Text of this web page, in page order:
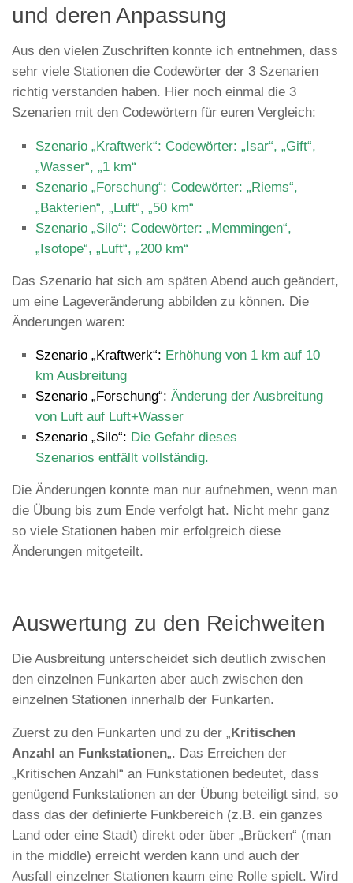
und deren Anpassung
Aus den vielen Zuschriften konnte ich entnehmen, dass
sehr viele Stationen die Codewörter der 3 Szenarien
richtig verstanden haben. Hier noch einmal die 3
Szenarien mit den Codewörtern für euren Vergleich:
Szenario „Kraftwerk“: Codewörter: „Isar“, „Gift“,
„Wasser“, „1 km“
Szenario „Forschung“: Codewörter: „Riems“,
„Bakterien“, „Luft“, „50 km“
Szenario „Silo“: Codewörter: „Memmingen“,
„Isotope“, „Luft“, „200 km“
Das Szenario hat sich am späten Abend auch geändert,
um eine Lageveränderung abbilden zu können. Die
Änderungen waren:
Szenario „Kraftwerk“: Erhöhung von 1 km auf 10
km Ausbreitung
Szenario „Forschung“: Änderung der Ausbreitung
von Luft auf Luft+Wasser
Szenario „Silo“: Die Gefahr dieses
Szenarios entfällt vollständig.
Die Änderungen konnte man nur aufnehmen, wenn man
die Übung bis zum Ende verfolgt hat. Nicht mehr ganz
so viele Stationen haben mir erfolgreich diese
Änderungen mitgeteilt.
Auswertung zu den Reichweiten
Die Ausbreitung unterscheidet sich deutlich zwischen
den einzelnen Funkarten aber auch zwischen den
einzelnen Stationen innerhalb der Funkarten.
Zuerst zu den Funkarten und zu der „ Kritischen
Anzahl an Funkstationen„. Das Erreichen der
„Kritischen Anzahl“ an Funkstationen bedeutet, dass
genügend Funkstationen an der Übung beteiligt sind, so
dass das der definierte Funkbereich (z.B. ein ganzes
Land oder eine Stadt) direkt oder über „Brücken“ (man
in the middle) erreicht werden kann und auch der
Ausfall einzelner Stationen kaum eine Rolle spielt. Wird